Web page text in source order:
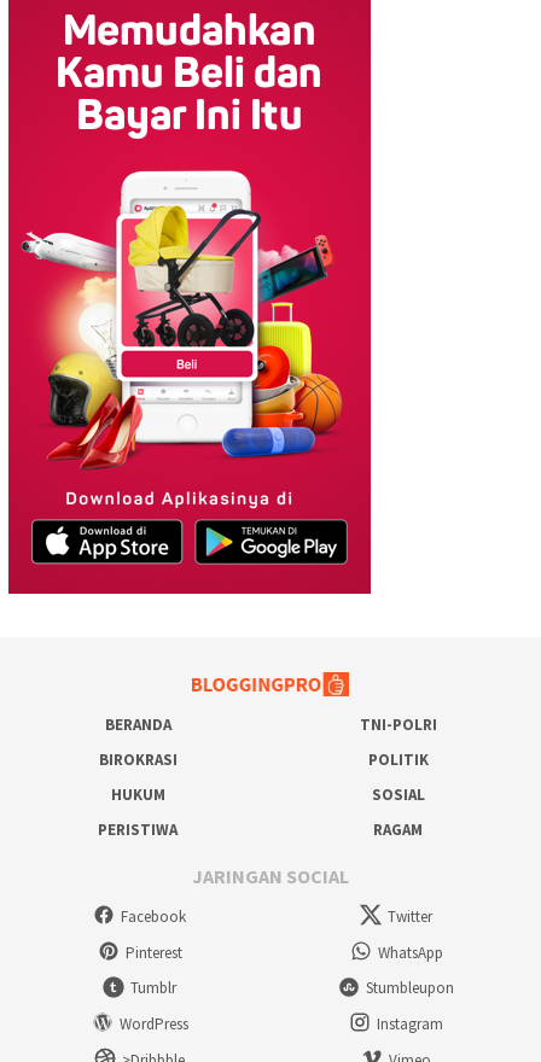
BERANDA
TNI-POLRI
BIROKRASI
POLITIK
HUKUM
SOSIAL
PERISTIWA
RAGAM
JARINGAN SOCIAL
Facebook
Twitter
Pinterest
WhatsApp
Tumblr
Stumbleupon
WordPress
Instagram